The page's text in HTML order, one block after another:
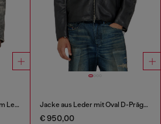
Biker-Jacke aus behandeltem Leder Jacke aus Leder mit Oval D-Prägung
€ 950,00